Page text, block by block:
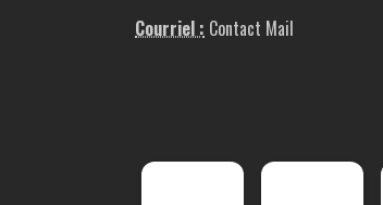
Courriel : Contact Mail